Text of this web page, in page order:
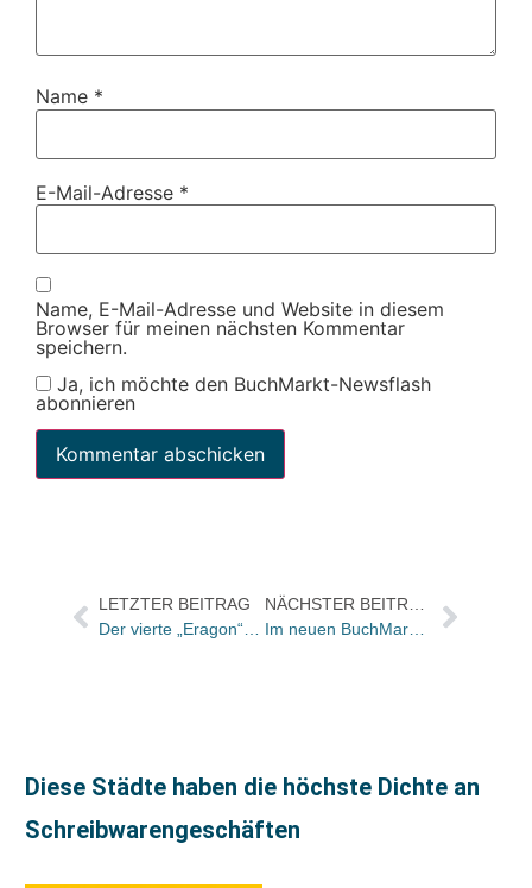
Name *
E-Mail-Adresse *
Name, E-Mail-Adresse und Website in diesem
Browser für meinen nächsten Kommentar
speichern.
Ja, ich möchte den BuchMarkt-Newsflash
abonnieren
LETZTER BEITRAG
Der vierte „Eragon“-Band erscheint am 19. November
Diese Städte haben die höchste Dichte an
Schreibwarengeschäften